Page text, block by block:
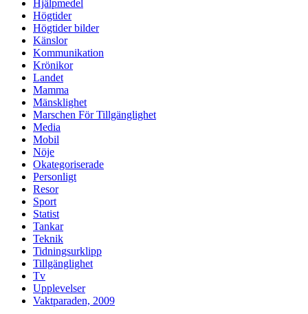
Hjälpmedel
Högtider
Högtider bilder
Känslor
Kommunikation
Krönikor
Landet
Mamma
Mänsklighet
Marschen För Tillgänglighet
Media
Mobil
Nöje
Okategoriserade
Personligt
Resor
Sport
Statist
Tankar
Teknik
Tidningsurklipp
Tillgänglighet
Tv
Upplevelser
Vaktparaden, 2009